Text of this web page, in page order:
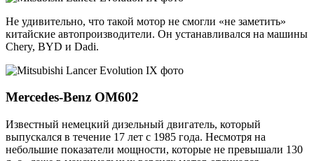
Не удивительно, что такой мотор не смогли «не заметить»
китайские автопроизводители. Он устанавливался на машины
Chery, BYD и Dadi.
Mercedes-Benz OM602
Известный немецкий дизельный двигатель, который
выпускался в течение 17 лет с 1985 года. Несмотря на
небольшие показатели мощности, которые не превышали 130